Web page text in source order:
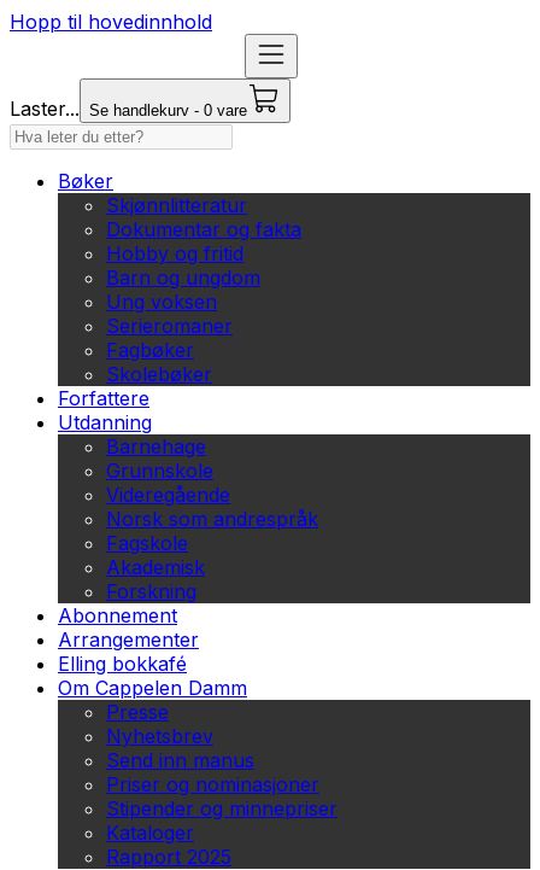
Hopp til hovedinnhold
Laster... Se handlekurv - 0 vare
Bøker
Skjønnlitteratur
Dokumentar og fakta
Hobby og fritid
Barn og ungdom
Ung voksen
Serieromaner
Fagbøker
Skolebøker
Forfattere
Utdanning
Barnehage
Grunnskole
Videregående
Norsk som andrespråk
Fagskole
Akademisk
Forskning
Abonnement
Arrangementer
Elling bokkafé
Om Cappelen Damm
Presse
Nyhetsbrev
Send inn manus
Priser og nominasjoner
Stipender og minnepriser
Kataloger
Rapport 2025